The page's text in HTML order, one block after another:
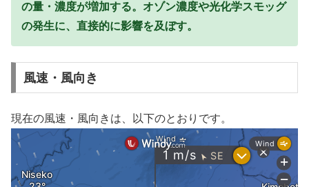
の量・濃度が増加する。オゾン濃度や光化学スモッグ
の発生に、直接的に影響を及ぼす。
風速・風向き
現在の風速・風向きは、以下のとおりです。